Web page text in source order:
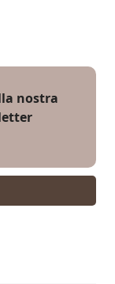
nostra